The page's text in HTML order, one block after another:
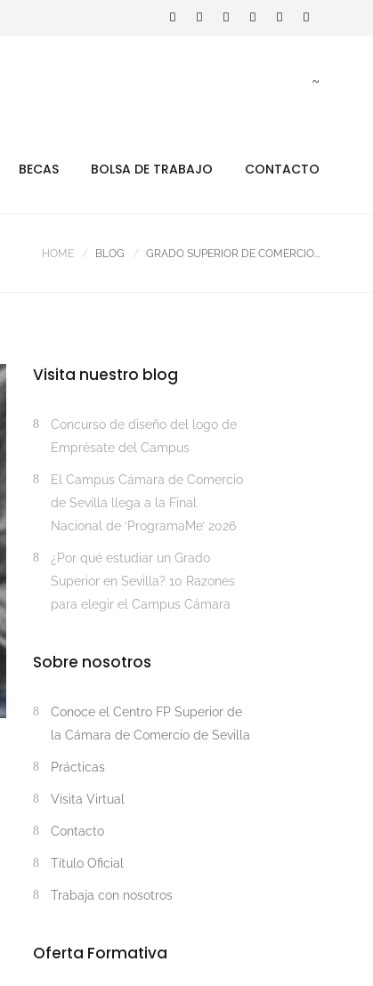
BECAS BOLSA DE TRABAJO CONTACTO
HOME BLOG GRADO SUPERIOR DE COMERCIO...
Visita nuestro blog
Concurso de diseño del logo de
Emprésate del Campus
El Campus Cámara de Comercio
de Sevilla llega a la Final
Nacional de ‘ProgramaMe’ 2026
¿Por qué estudiar un Grado
Superior en Sevilla? 10 Razones
para elegir el Campus Cámara
Sobre nosotros
Conoce el Centro FP Superior de
la Cámara de Comercio de Sevilla
Prácticas
Visita Virtual
Contacto
Título Oficial
Trabaja con nosotros
Oferta Formativa